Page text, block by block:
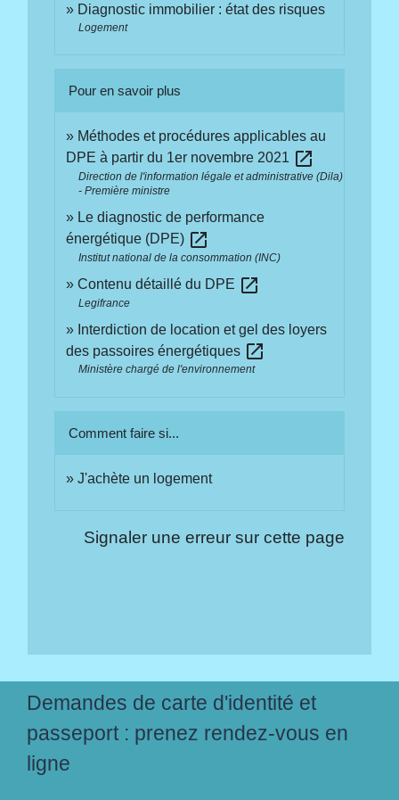
Diagnostic immobilier : état des risques
Logement
Pour en savoir plus
Méthodes et procédures applicables au
DPE à partir du 1er novembre 2021 open_in_new
Direction de l'information légale et administrative (Dila)
- Première ministre
Le diagnostic de performance
énergétique (DPE) open_in_new
Institut national de la consommation (INC)
Contenu détaillé du DPE open_in_new
Legifrance
Interdiction de location et gel des loyers
des passoires énergétiques open_in_new
Ministère chargé de l'environnement
Comment faire si...
J'achète un logement
Signaler une erreur sur cette page
Demandes de carte d'identité et
passeport : prenez rendez-vous en
ligne